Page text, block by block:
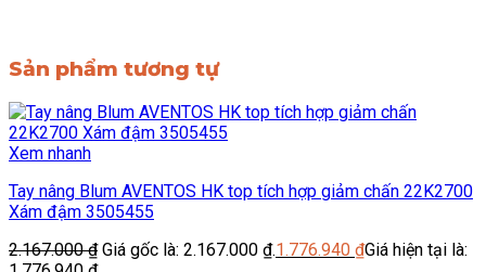
Sản phẩm tương tự
Xem nhanh
Tay nâng Blum AVENTOS HK top tích hợp giảm chấn 22K2700
Xám đậm 3505455
2.167.000₫ Giá gốc là: 2.167.000 ₫.1.776.940 ₫Giá hiện tại là: